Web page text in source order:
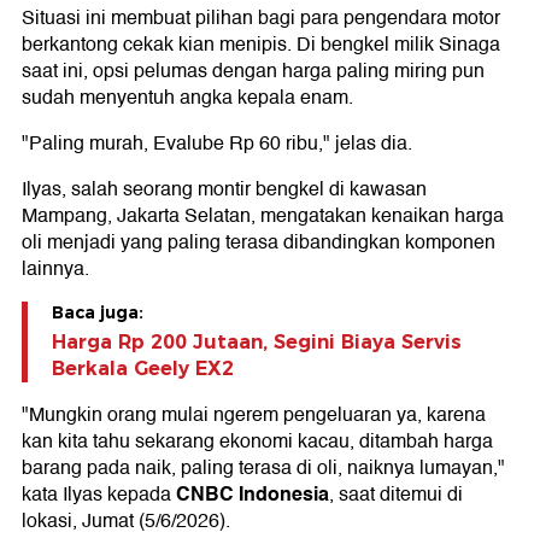
Situasi ini membuat pilihan bagi para pengendara motor
berkantong cekak kian menipis. Di bengkel milik Sinaga
saat ini, opsi pelumas dengan harga paling miring pun
sudah menyentuh angka kepala enam.
"Paling murah, Evalube Rp 60 ribu," jelas dia.
Ilyas, salah seorang montir bengkel di kawasan
Mampang, Jakarta Selatan, mengatakan kenaikan harga
oli menjadi yang paling terasa dibandingkan komponen
lainnya.
Baca juga:
Harga Rp 200 Jutaan, Segini Biaya Servis
Berkala Geely EX2
"Mungkin orang mulai ngerem pengeluaran ya, karena
kan kita tahu sekarang ekonomi kacau, ditambah harga
barang pada naik, paling terasa di oli, naiknya lumayan,"
kata Ilyas kepadaCNBC Indonesia, saat ditemui di
lokasi, Jumat (5/6/2026).